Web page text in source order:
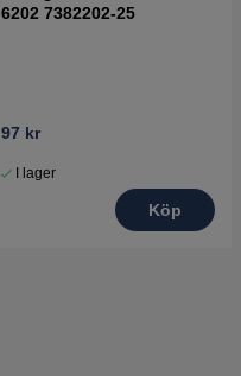
6202 7382202-25
97 kr
I lager
Köp